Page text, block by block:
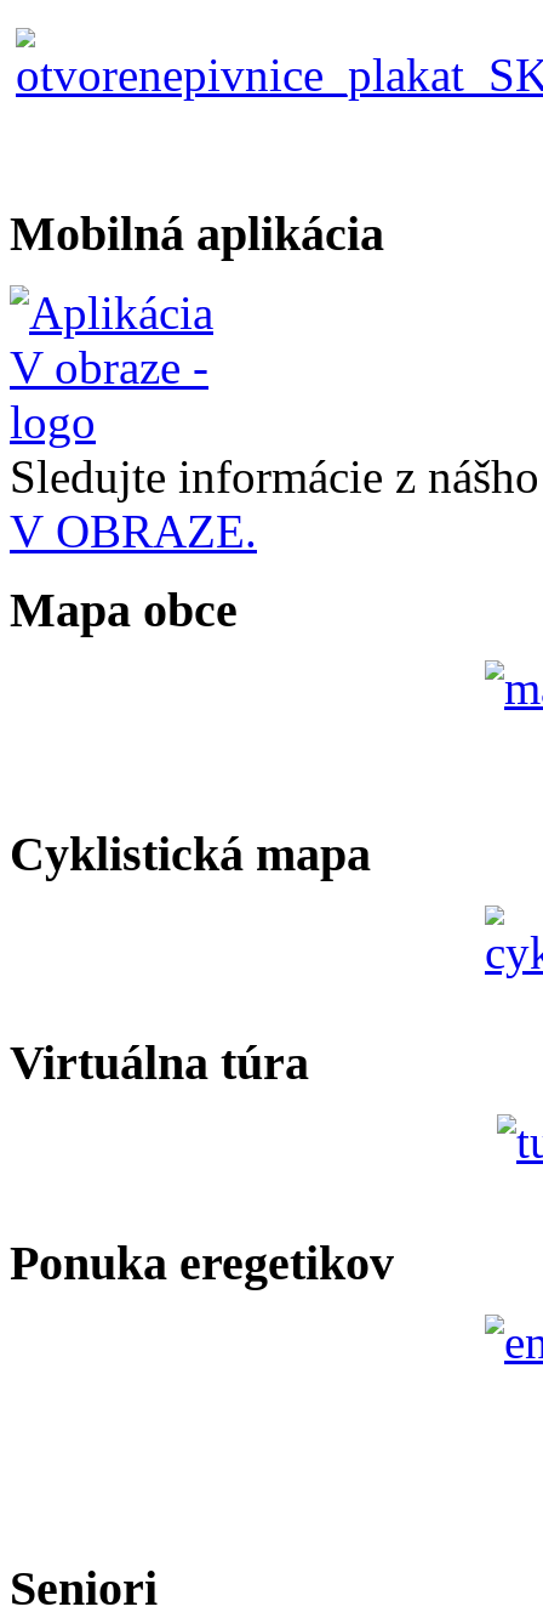
Mobilná aplikácia
Sledujte informácie z
V OBRAZE.
Mapa obce
Cyklistická mapa
Virtuálna túra
Ponuka eregetikov
Seniori